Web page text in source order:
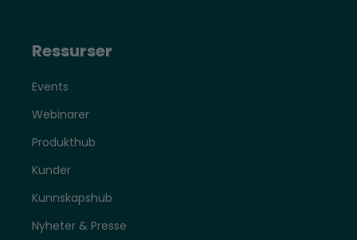
Ressurser
Events
Webinarer
Produkthub
Kunder
Kunnskapshub
Nyheter & Presse